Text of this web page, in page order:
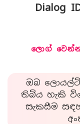
Dialog
ලොග්
ඔබ
තිබිය හැකි
සැකසීම